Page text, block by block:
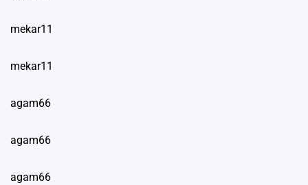
mekar11
mekar11
agam66
agam66
agam66